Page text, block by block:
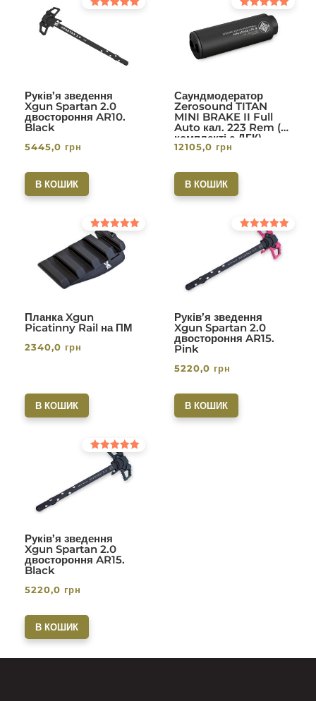
Руків’я зведення
Xgun Spartan 2.0
двостороння AR10.
Black
5445,0 грн
В КОШИК
Саундмодератор
Zerosound TITAN
MINI BRAKE II Full
Auto кал. 223 Rem (в
комплекті с ДГК)
різьба 1/2-28. Вlack
Оцінено в
5.00
з 5
12105,0 грн
В КОШИК
Планка Xgun
Picatinny Rail на ПМ
Оцінено в
5.00
з 5
2340,0 грн
В КОШИК
Руків’я зведення
Xgun Spartan 2.0
двостороння AR15.
Pink
Оцінено в
з 5
5220,0 грн
В КОШИК
Руків’я зведення
Xgun Spartan 2.0
двостороння AR15.
Black
Оцінено в
з 5
5220,0 грн
В КОШИК